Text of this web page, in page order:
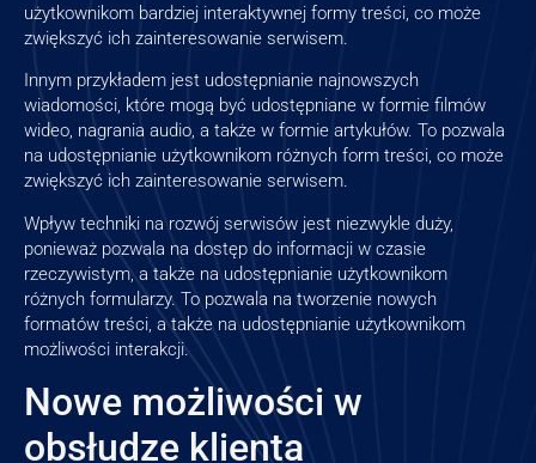
użytkownikom bardziej interaktywnej formy treści, co może
zwiększyć ich zainteresowanie serwisem.
Innym przykładem jest udostępnianie najnowszych
wiadomości, które mogą być udostępniane w formie filmów
wideo, nagrania audio, a także w formie artykułów. To pozwala
na udostępnianie użytkownikom różnych form treści, co może
zwiększyć ich zainteresowanie serwisem.
Wpływ techniki na rozwój serwisów jest niezwykle duży,
ponieważ pozwala na dostęp do informacji w czasie
rzeczywistym, a także na udostępnianie użytkownikom
różnych formularzy. To pozwala na tworzenie nowych
formatów treści, a także na udostępnianie użytkownikom
możliwości interakcji.
Nowe możliwości w
obsłudze klienta